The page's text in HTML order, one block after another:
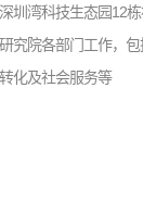
圳湾科技生态园12
究院各部门工作，
化及社会服务等